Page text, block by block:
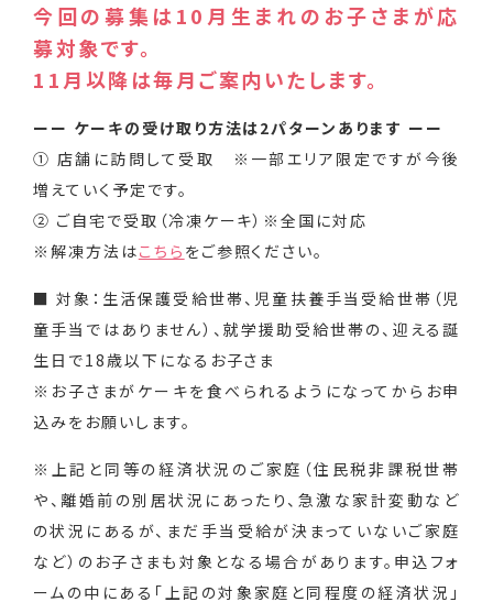
今回の募集は10月生まれのお子さまが応
募対象です。
11月以降は毎月ご案内いたします。
ーー ケーキの受け取り方法は2パターンあります ーー
① 店舗に訪問して受取 ※一部エリア限定ですが今後
増えていく予定です。
② ご自宅で受取（冷凍ケーキ）※全国に対応
※解凍方法はこちら をご参照ください。
■ 対象：生活保護受給世帯、児童扶養手当受給世帯（児
童手当ではありません）、就学援助受給世帯の、迎える誕
生日で18歳以下になるお子さま
※お子さまがケーキを食べられるようになってからお申
込みをお願いします。
※上記と同等の経済状況のご家庭（住民税非課税世帯
や、離婚前の別居状況にあったり、急激な家計変動など
の状況にあるが、まだ手当受給が決まっていないご家庭
など）のお子さまも対象となる場合があります。申込フォ
ームの中にある「上記の対象家庭と同程度の経済状況」